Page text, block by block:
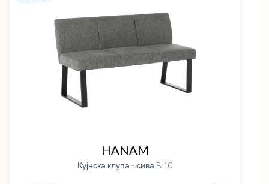
HANAM
Кујнска клупа - сива B 10